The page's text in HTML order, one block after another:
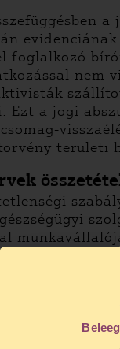
foglalkozó
nem
Ezt a jogi
területi
elkerülése
van,